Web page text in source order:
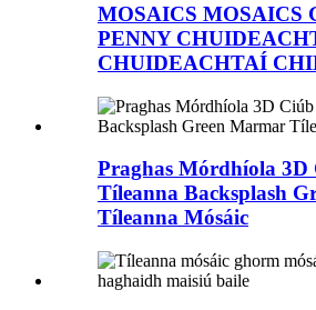
MOSAICS MOSAICS
PENNY
CHUIDEACHTAÍ
Praghas Mórdhíola 3D
Tíleanna Backsplash
Tíleanna Mósáic